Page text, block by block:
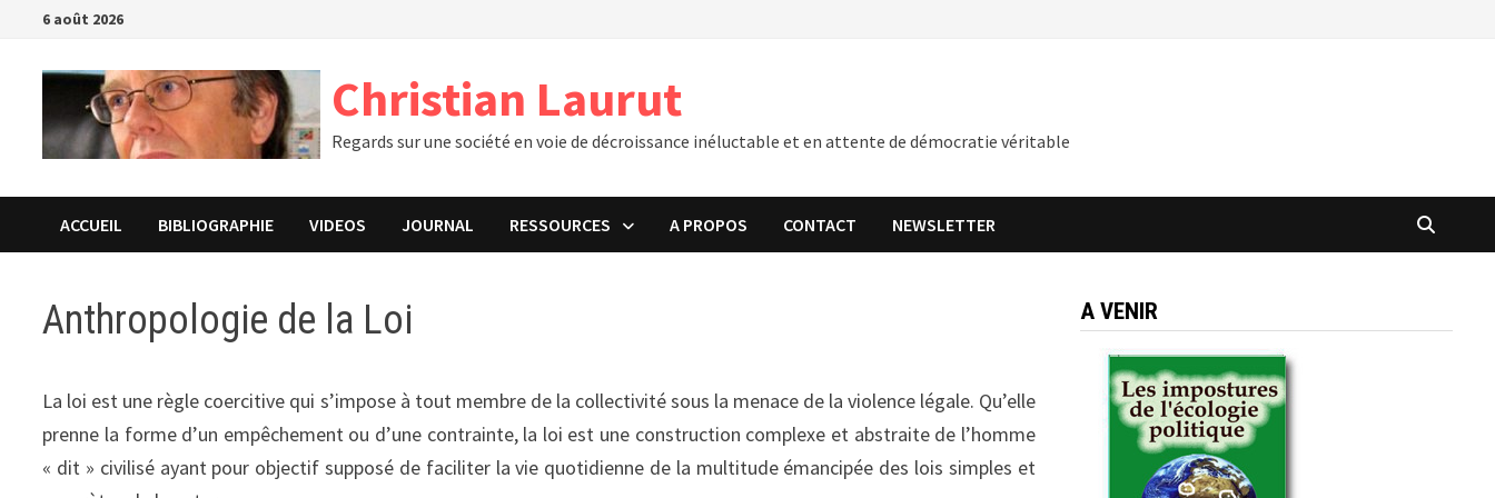
Passer
contenu
6 août 2026
Christian Laurut
Regards sur une société en voie de décroissance inéluctable et en attente de démocratie véritable
ACCUEIL BIBLIOGRAPHIE VIDEOS JOURNAL RESSOURCES A PROPOS CONTACT NEWSLETTER
Anthropologie de la Loi
La loi est une règle coercitive qui s’impose à tout membre de la collectivité sous la menace de la violence légale. Qu’elle
prenne la forme d’un empêchement ou d’une contrainte, la loi est une construction complexe et abstraite de l’homme
« dit » civilisé ayant pour objectif supposé de faciliter la vie quotidienne de la multitude émancipée des lois simples et
A VENIR